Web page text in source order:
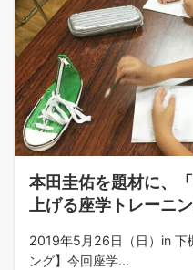
本田圭佑を題材に、
上げる座学トレーニ
2019年5月26日（日）in 下
ング】今回座学...